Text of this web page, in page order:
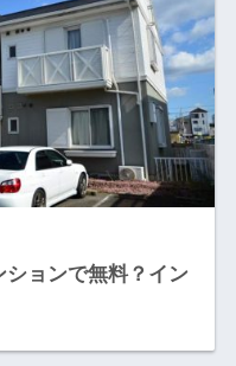
ョンで無料？イン